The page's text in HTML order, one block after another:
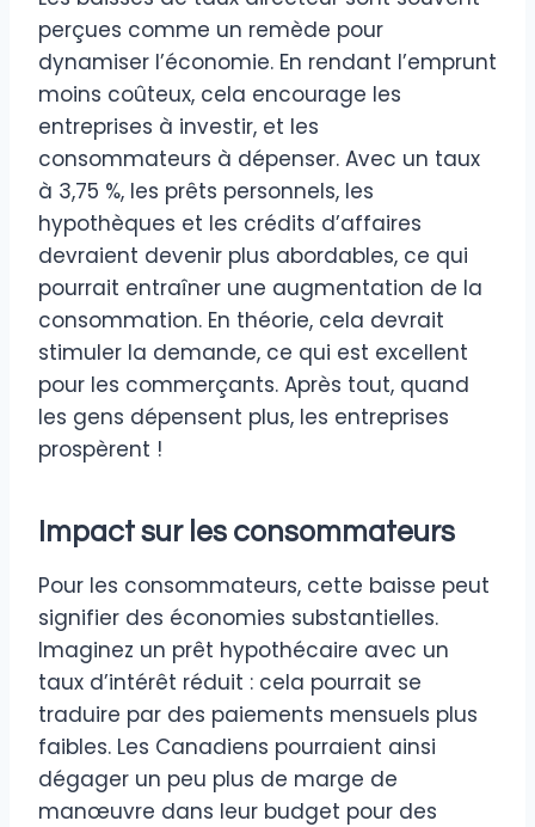
perçues comme un remède pour
dynamiser l’économie. En rendant l’emprunt
moins coûteux, cela encourage les
entreprises à investir, et les
consommateurs à dépenser. Avec un taux
à 3,75 %, les prêts personnels, les
hypothèques et les crédits d’affaires
devraient devenir plus abordables, ce qui
pourrait entraîner une augmentation de la
consommation. En théorie, cela devrait
stimuler la demande, ce qui est excellent
pour les commerçants. Après tout, quand
les gens dépensent plus, les entreprises
prospèrent !
Impact sur les consommateurs
Pour les consommateurs, cette baisse peut
signifier des économies substantielles.
Imaginez un prêt hypothécaire avec un
taux d’intérêt réduit : cela pourrait se
traduire par des paiements mensuels plus
faibles. Les Canadiens pourraient ainsi
dégager un peu plus de marge de
manœuvre dans leur budget pour des